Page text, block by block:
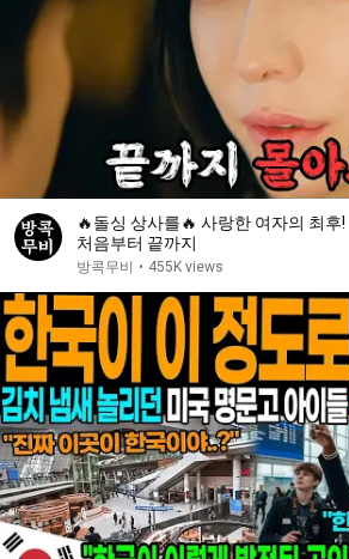
🔥돌싱 상사를🔥 사랑한 여자의 최후!
처음부터 끝까지
방콕무비 • 455K views